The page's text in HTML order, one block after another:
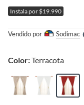
Instala por $19.990
Vendido por SodimacS
Color:Terracota